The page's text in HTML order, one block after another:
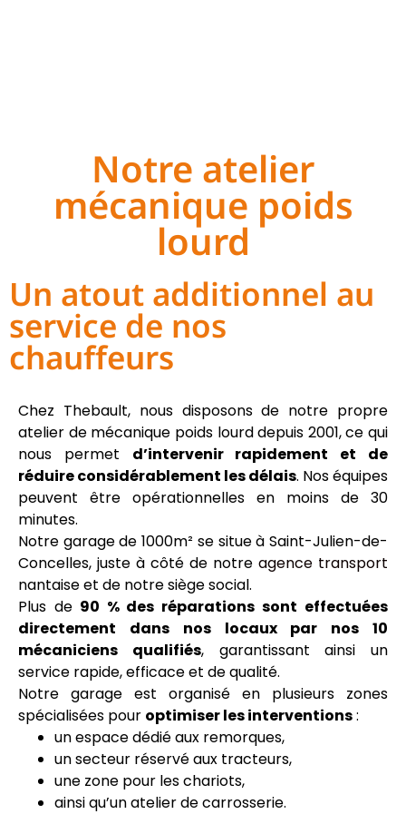
Notre atelier
mécanique poids
lourd
Un atout additionnel au
service de nos
chauffeurs
Chez Thebault, nous disposons de notre propre
atelier de mécanique poids lourd depuis 2001, ce qui
nous permet d’intervenir rapidement et de
réduire considérablement les délais. Nos équipes
peuvent être opérationnelles en moins de 30
minutes.
Notre garage de 1000m² se situe à Saint-Julien-de-
Concelles, juste à côté de notre agence transport
nantaise et de notre siège social.
Plus de90 % des réparations sont effectuées
directement dans nos locaux par nos 10
mécaniciens qualifiés, garantissant ainsi un
service rapide, efficace et de qualité.
Notre garage est organisé en plusieurs zones
spécialisées pour optimiser les interventions:
un espace dédié aux remorques,
un secteur réservé aux tracteurs,
une zone pour les chariots,
ainsi qu’un atelier de carrosserie.